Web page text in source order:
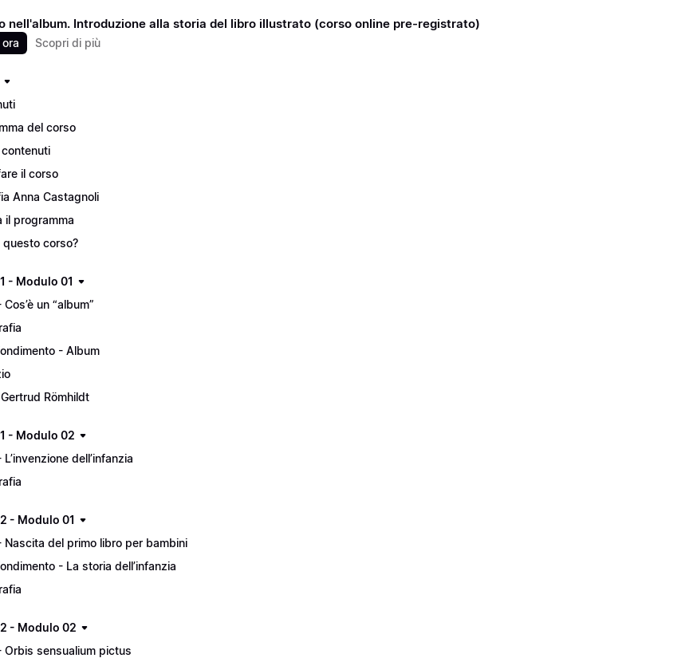
nell'album. Introduzione alla storia del libro illustrato (corso online pre-registrato)
Scopri di più
del corso
il corso
Anna Castagnoli
il programma
questo corso?
- Modulo 01
un “album”
- Album
Römhildt
- Modulo 02
dell’infanzia
- Modulo 01
Nascita del primo libro per bambini
- La storia dell’infanzia
- Modulo 02
Orbis sensualium pictus